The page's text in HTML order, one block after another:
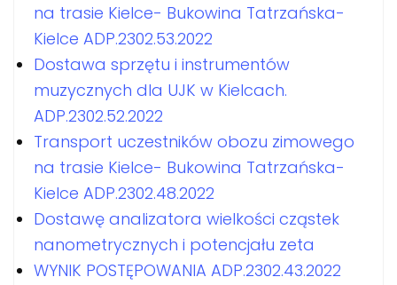
na trasie Kielce- Bukowina Tatrzańska-
Kielce ADP.2302.53.2022
Dostawa sprzętu i instrumentów
muzycznych dla UJK w Kielcach.
ADP.2302.52.2022
Transport uczestników obozu zimowego
na trasie Kielce- Bukowina Tatrzańska-
Kielce ADP.2302.48.2022
Dostawę analizatora wielkości cząstek
nanometrycznych i potencjału zeta
WYNIK POSTĘPOWANIA ADP.2302.43.2022